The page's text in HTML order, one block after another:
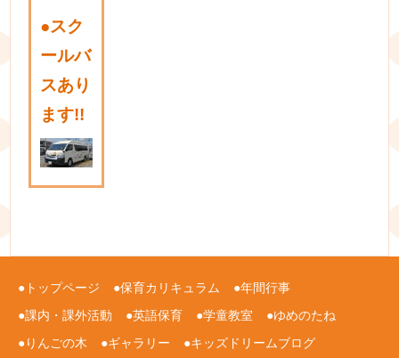
●スク
ールバ
スあり
ます!!
トップページ 保育カリキュラム
年間行事
課内・課外活動
英語保育 学童教室
ゆめのたね
りんごの木
ギャラリー キッズドリームブログ